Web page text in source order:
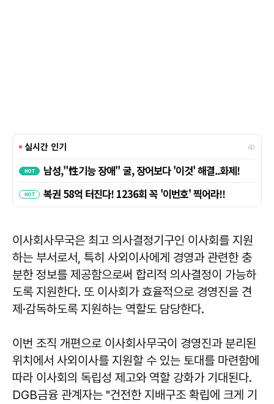
이사회사무국은 최고 의사결정기구인 이사회를 지원
하는 부서로서, 특히 사외이사에게 경영과 관련한 충
분한 정보를 제공함으로써 합리적 의사결정이 가능하
도록 지원한다. 또 이사회가 효율적으로 경영진을 견
제·감독하도록 지원하는 역할도 담당한다.
이번 조직 개편으로 이사회사무국이 경영진과 분리된
위치에서 사외이사를 지원할 수 있는 토대를 마련함에
따라 이사회의 독립성 제고와 역할 강화가 기대된다.
DGB금융 관계자는 "건전한 지배구조 확립에 크게 기